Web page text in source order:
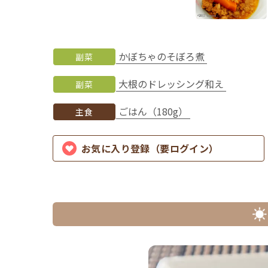
副菜 かぼちゃのそぼろ煮
副菜 大根のドレッシング和え
主食 ごはん（180g）
お気に入り登録（要ログイン）